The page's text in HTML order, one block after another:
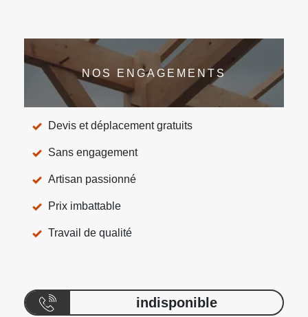
NOS ENGAGEMENTS
Devis et déplacement gratuits
Sans engagement
Artisan passionné
Prix imbattable
Travail de qualité
indisponible